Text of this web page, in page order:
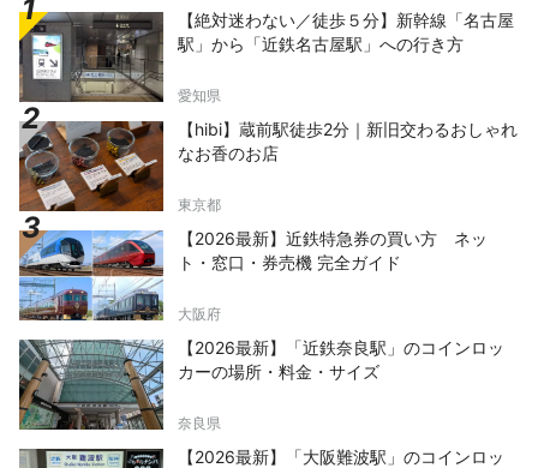
【絶対迷わない／徒歩５分】新幹線「名古屋
駅」から「近鉄名古屋駅」への行き方
愛知県
【hibi】蔵前駅徒歩2分｜新旧交わるおしゃれ
なお香のお店
東京都
【2026最新】近鉄特急券の買い方 ネッ
ト・窓口・券売機 完全ガイド
大阪府
【2026最新】「近鉄奈良駅」のコインロッ
カーの場所・料金・サイズ
奈良県
【2026最新】「大阪難波駅」のコインロッ